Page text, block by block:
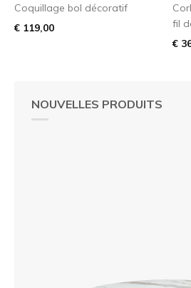
NOUVELLES PRODUITS
Coquillage bol décoratif
€ 119,00
fil
€